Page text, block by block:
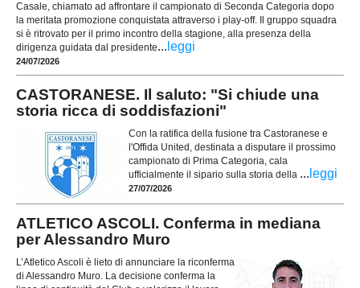
Casale, chiamato ad affrontare il campionato di Seconda Categoria dopo
la meritata promozione conquistata attraverso i play-off. Il gruppo squadra
si è ritrovato per il primo incontro della stagione, alla presenza della
dirigenza guidata dal presidente... leggi
24/07/2026
CASTORANESE. Il saluto: "Si chiude una
storia ricca di soddisfazioni"
Con la ratifica della fusione tra Castoranese e
l'Offida United, destinata a disputare il prossimo
campionato di Prima Categoria, cala
ufficialmente il sipario sulla storia della ... leggi
27/07/2026
ATLETICO ASCOLI. Conferma in mediana
per Alessandro Muro
L’Atletico Ascoli è lieto di annunciare la riconferma
di Alessandro Muro. La decisione conferma la